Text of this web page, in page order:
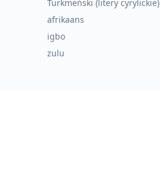
Turkmeński (litery cyrylickie)
afrikaans
igbo
zulu